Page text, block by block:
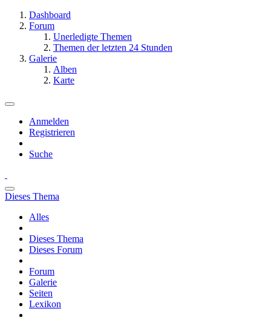
Dashboard
Forum
Unerledigte Themen
Themen der letzten 24 Stunden
Galerie
Alben
Karte
Anmelden
Registrieren
Suche
Dieses Thema
Alles
Dieses Thema
Dieses Forum
Forum
Galerie
Seiten
Lexikon